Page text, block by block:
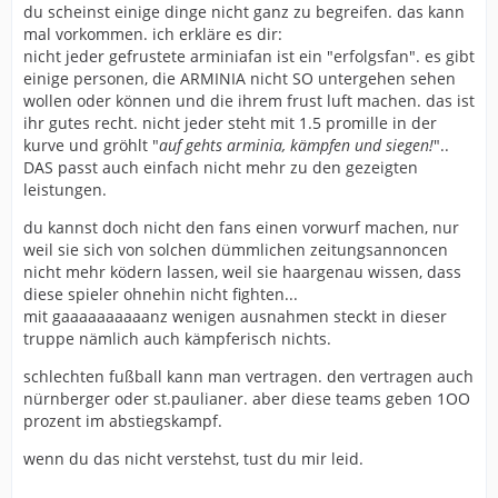
du scheinst einige dinge nicht ganz zu begreifen. das kann
mal vorkommen. ich erkläre es dir:
nicht jeder gefrustete arminiafan ist ein "erfolgsfan". es gibt
einige personen, die ARMINIA nicht SO untergehen sehen
wollen oder können und die ihrem frust luft machen. das ist
ihr gutes recht. nicht jeder steht mit 1.5 promille in der
kurve und gröhlt "auf gehts arminia, kämpfen und siegen!"..
DAS passt auch einfach nicht mehr zu den gezeigten
leistungen.
du kannst doch nicht den fans einen vorwurf machen, nur
weil sie sich von solchen dümmlichen zeitungsannoncen
nicht mehr ködern lassen, weil sie haargenau wissen, dass
diese spieler ohnehin nicht fighten...
mit gaaaaaaaaaanz wenigen ausnahmen steckt in dieser
truppe nämlich auch kämpferisch nichts.
schlechten fußball kann man vertragen. den vertragen auch
nürnberger oder st.paulianer. aber diese teams geben 1OO
prozent im abstiegskampf.
wenn du das nicht verstehst, tust du mir leid.